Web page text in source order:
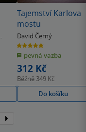
Tajemství Karlova
mostu
David Černý
5.0
z
5
hvězdiček
pevná vazba
312 Kč
Běžně 349 Kč
Do košíku